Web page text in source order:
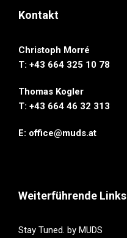
Kontakt
Christoph Morré
T: +43 664 325 10 78
Thomas Kogler
T: ‭+43 664 46 32 313‬
E: office@muds.at
Weiterführende Links
Stay Tuned. by MUDS